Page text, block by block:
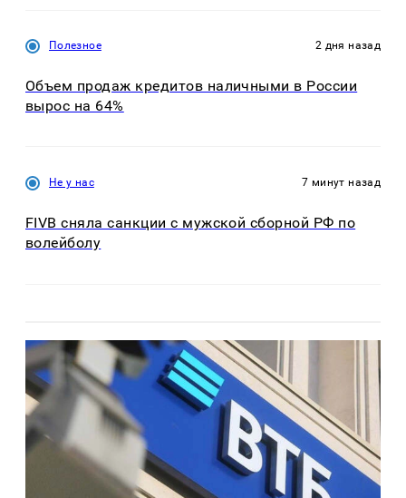
Полезное 2 дня назад
Объем продаж кредитов наличными в России
вырос на 64%
Не у нас 7 минут назад
FIVB сняла санкции с мужской сборной РФ по
волейболу